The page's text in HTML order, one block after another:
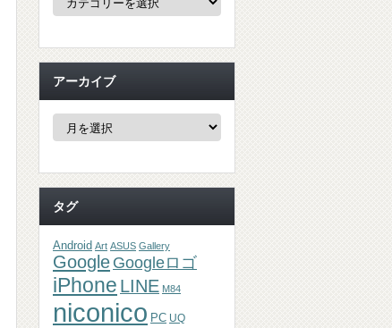
ー
アーカイブ
ア
ブ
タグ
Android Art ASUS Gallery
Google Googleロゴ
iPhone LINE M84
niconico PC UQ